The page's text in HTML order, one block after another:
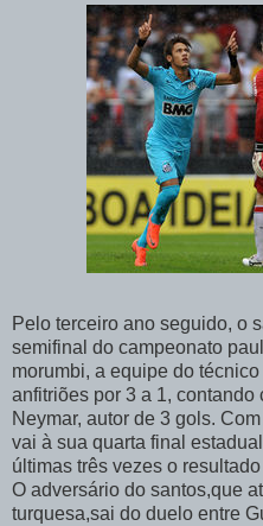
Pelo terceiro ano seguido, o
semifinal do campeonato
morumbi, a equipe do
anfitriões por 3 a 1,
Neymar, autor de 3 gols.
vai à sua quarta final
últimas três vezes o
O adversário do santos,que
turquesa,sai do duelo entre